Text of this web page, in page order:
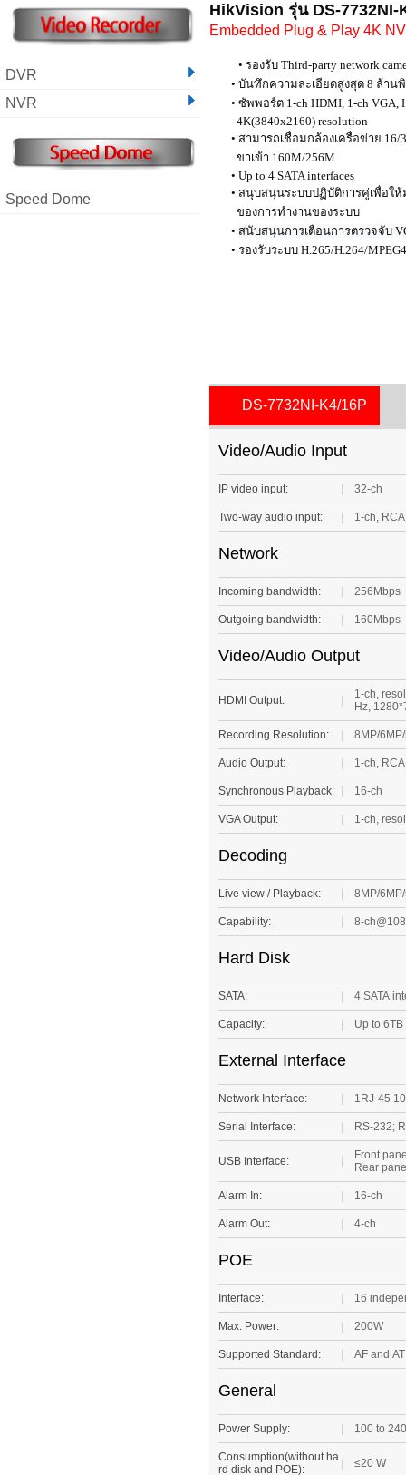
DVR
NVR
Speed Dome
HikVision รุ่น DS-7732NI-
Embedded Plug & Play 4K
• รองรับ Third-party network
• บันทึกความละเอียดสูงสุด 8 ล้าน
• ซัพพอร์ต 1-ch HDMI, 1-ch VGA,
4K(3840x2160) resolution
• สามารถเชื่อมกล้องเครื่อข่าย
ขาเข้า 160M/256M
• Up to 4 SATA interfaces
• สนุบสนุนระบบปฏิบัติการคู่เพื่อใ
ของการทำงานของระบบ
•
• รองรับระบบ H.265/H.264/
DS-7732NI-K4/16P
Video/Audio Input
IP video input: 32-ch
Two-way audio input: 1-ch,
Network
Incoming bandwidth: 256Mbps
Outgoing bandwidth: 160Mbps
Video/Audio Output
HDMI Output:
1-ch,
Hz,
Recording Resolution: 8MP/
Audio Output: 1-ch,
Synchronous Playback: 16-ch
VGA Output: 1-ch,
Decoding
Live view / Playback: 8MP/
Capability: 8-
Hard Disk
SATA: 4 SATA
Capacity: Up to
External Interface
Network Interface: 1RJ-45
Serial Interface: RS-232;
USB Interface:
Front
Rear
Alarm In: 16-ch
Alarm Out: 4-ch
POE
Interface: 16
Max. Power: 200W
Supported Standard: AF and AT
General
Power Supply: 100 to
Consumption(without ha
rd disk and POE):
≤20 W